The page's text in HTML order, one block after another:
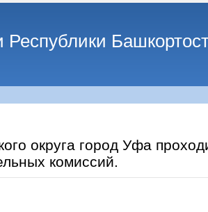
округа город Уфа
комиссий.